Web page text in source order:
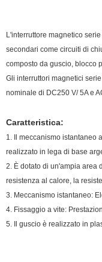
L'interruttore magnetico
secondari come circuiti di
composto da guscio, blocco
Gli interruttori magnetici
nominale di DC250 V/ 5A e
Caratteristica:
1. Il meccanismo istantaneo
realizzato in lega di base
2. È dotato di un'ampia area
resistenza al calore, la
3. Meccanismo istantaneo:
4. Fissaggio a vite:
5. Il guscio è realizzato in